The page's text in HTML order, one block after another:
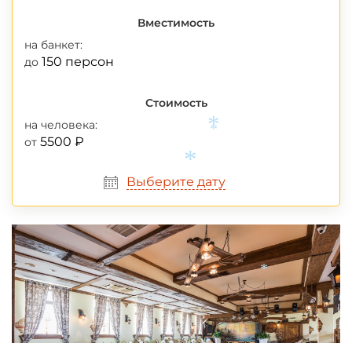
Вместимость
на банкет:
до 150 персон
Стоимость
на человека:
от 5500 ₽
Выберите дату
*
*
*